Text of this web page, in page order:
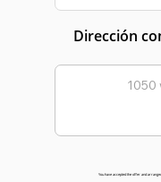
Dirección
You have accepted the offer and